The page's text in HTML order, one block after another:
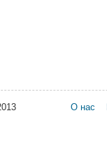
О нас